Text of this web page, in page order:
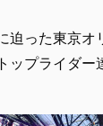
迫った東京オ
ップライダー